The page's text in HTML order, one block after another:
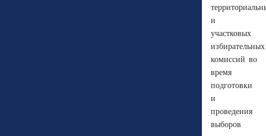
и
участковых
избирательных
комиссий во
время
подготовки
и
проведения
выборов